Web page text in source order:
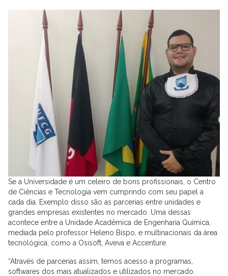
Se a Universidade é um celeiro de bons profissionais, o Centro
de Ciências e Tecnologia vem cumprindo com seu papel a
cada dia. Exemplo disso são as parcerias entre unidades e
grandes empresas existentes no mercado. Uma dessas
acontece entre a Unidade Acadêmica de Engenharia Química,
mediada pelo professor Heleno Bispo, e multinacionais da área
tecnológica, como a Osisoft, Aveva e Accenture.
“Através de parcerias assim, temos acesso a programas,
softwares dos mais atualizados e utilizados no mercado.